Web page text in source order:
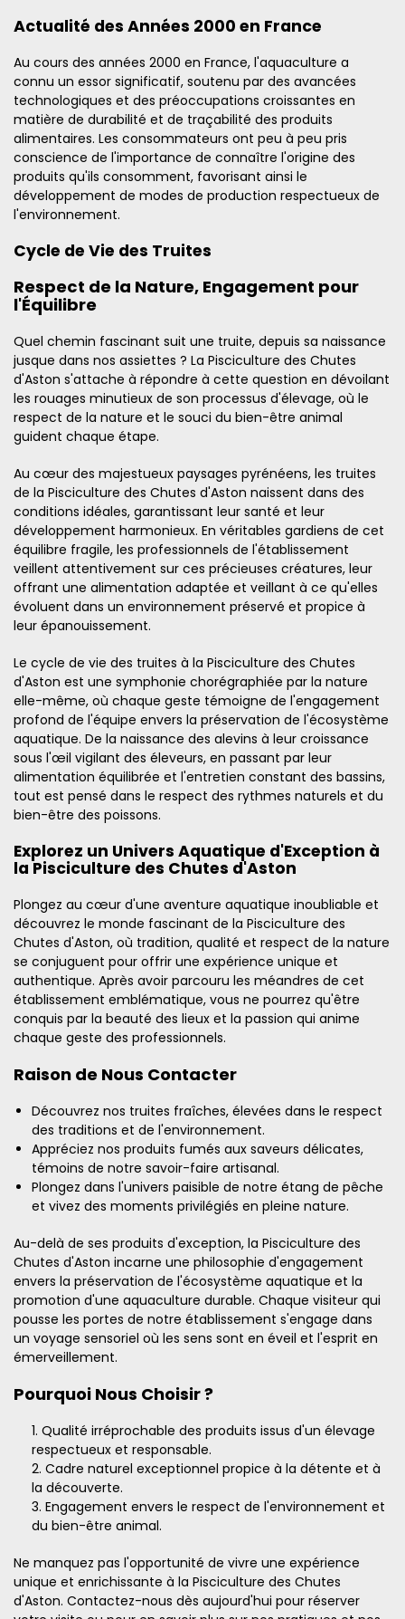
Actualité des Années 2000 en France
Au cours des années 2000 en France, l'aquaculture a
connu un essor significatif, soutenu par des avancées
technologiques et des préoccupations croissantes en
matière de durabilité et de traçabilité des produits
alimentaires. Les consommateurs ont peu à peu pris
conscience de l'importance de connaître l'origine des
produits qu'ils consomment, favorisant ainsi le
développement de modes de production respectueux de
l'environnement.
Cycle de Vie des Truites
Respect de la Nature, Engagement pour
l'Équilibre
Quel chemin fascinant suit une truite, depuis sa naissance
jusque dans nos assiettes ? La Pisciculture des Chutes
d'Aston s'attache à répondre à cette question en dévoilant
les rouages minutieux de son processus d'élevage, où le
respect de la nature et le souci du bien-être animal
guident chaque étape.
Au cœur des majestueux paysages pyrénéens, les truites
de la Pisciculture des Chutes d'Aston naissent dans des
conditions idéales, garantissant leur santé et leur
développement harmonieux. En véritables gardiens de cet
équilibre fragile, les professionnels de l'établissement
veillent attentivement sur ces précieuses créatures, leur
offrant une alimentation adaptée et veillant à ce qu'elles
évoluent dans un environnement préservé et propice à
leur épanouissement.
Le cycle de vie des truites à la Pisciculture des Chutes
d'Aston est une symphonie chorégraphiée par la nature
elle-même, où chaque geste témoigne de l'engagement
profond de l'équipe envers la préservation de l'écosystème
aquatique. De la naissance des alevins à leur croissance
sous l'œil vigilant des éleveurs, en passant par leur
alimentation équilibrée et l'entretien constant des bassins,
tout est pensé dans le respect des rythmes naturels et du
bien-être des poissons.
Explorez un Univers Aquatique d'Exception à
la Pisciculture des Chutes d'Aston
Plongez au cœur d'une aventure aquatique inoubliable et
découvrez le monde fascinant de la Pisciculture des
Chutes d'Aston, où tradition, qualité et respect de la nature
se conjuguent pour offrir une expérience unique et
authentique. Après avoir parcouru les méandres de cet
établissement emblématique, vous ne pourrez qu'être
conquis par la beauté des lieux et la passion qui anime
chaque geste des professionnels.
Raison de Nous Contacter
Découvrez nos truites fraîches, élevées dans le respect
des traditions et de l'environnement.
Appréciez nos produits fumés aux saveurs délicates,
témoins de notre savoir-faire artisanal.
Plongez dans l'univers paisible de notre étang de pêche
et vivez des moments privilégiés en pleine nature.
Au-delà de ses produits d'exception, la Pisciculture des
Chutes d'Aston incarne une philosophie d'engagement
envers la préservation de l'écosystème aquatique et la
promotion d'une aquaculture durable. Chaque visiteur qui
pousse les portes de notre établissement s'engage dans
un voyage sensoriel où les sens sont en éveil et l'esprit en
émerveillement.
Pourquoi Nous Choisir ?
Qualité irréprochable des produits issus d'un élevage
respectueux et responsable.
Cadre naturel exceptionnel propice à la détente et à
la découverte.
Engagement envers le respect de l'environnement et
du bien-être animal.
Ne manquez pas l'opportunité de vivre une expérience
unique et enrichissante à la Pisciculture des Chutes
d'Aston. Contactez-nous dès aujourd'hui pour réserver